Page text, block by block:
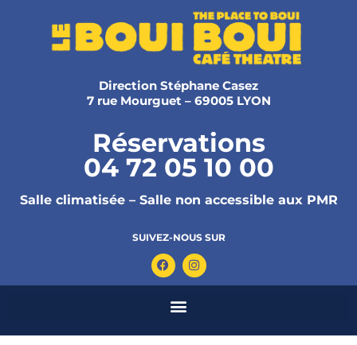
Direction Stéphane Casez
7 rue Mourguet – 69005 LYON
Réservations
04 72 05 10 00
Salle climatisée – Salle non accessible aux PMR
SUIVEZ-NOUS SUR